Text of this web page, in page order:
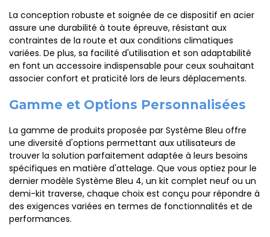
La conception robuste et soignée de ce dispositif en acier
assure une durabilité à toute épreuve, résistant aux
contraintes de la route et aux conditions climatiques
variées. De plus, sa facilité d'utilisation et son adaptabilité
en font un accessoire indispensable pour ceux souhaitant
associer confort et praticité lors de leurs déplacements.
Gamme et Options Personnalisées
La gamme de produits proposée par Système Bleu offre
une diversité d'options permettant aux utilisateurs de
trouver la solution parfaitement adaptée à leurs besoins
spécifiques en matière d'attelage. Que vous optiez pour le
dernier modèle Système Bleu 4, un kit complet neuf ou un
demi-kit traverse, chaque choix est conçu pour répondre à
des exigences variées en termes de fonctionnalités et de
performances.